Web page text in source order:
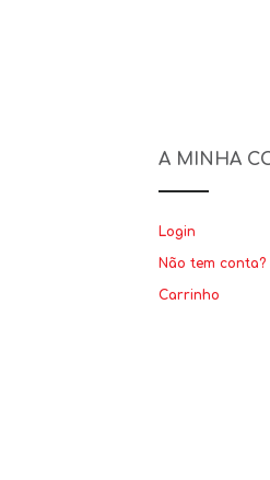
A MINHA
Login
Não tem conta?
Carrinho